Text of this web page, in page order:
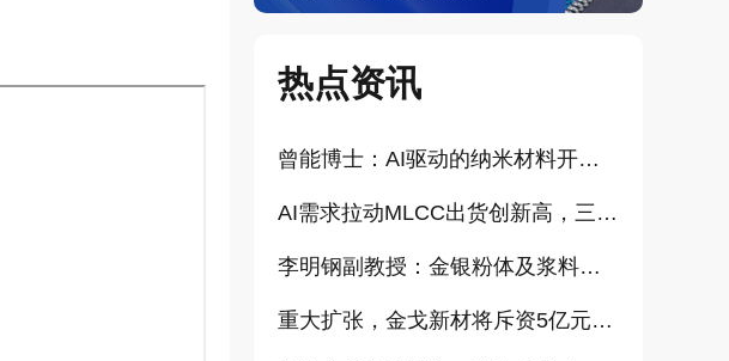
热点资讯
曾能博士：AI驱动的纳米材料开发新范式技术研究及基地建设（报告）
AI需求拉动MLCC出货创新高，三星、太阳诱电相继涨价
李明钢副教授：金银粉体及浆料增值化路径探讨（报告）
重大扩张，金戈新材将斥资5亿元打造“功能性粉体新材料智能制造基地”